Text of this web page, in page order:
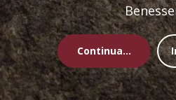
Continua...